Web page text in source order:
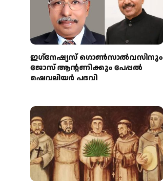
ഇഗ്‌നേഷ്യസ് ഗൊൺസാൽവസിനും
ജോസ് ആന്റണിക്കും പേപ്പൽ
ഷെവലിയർ പദവി